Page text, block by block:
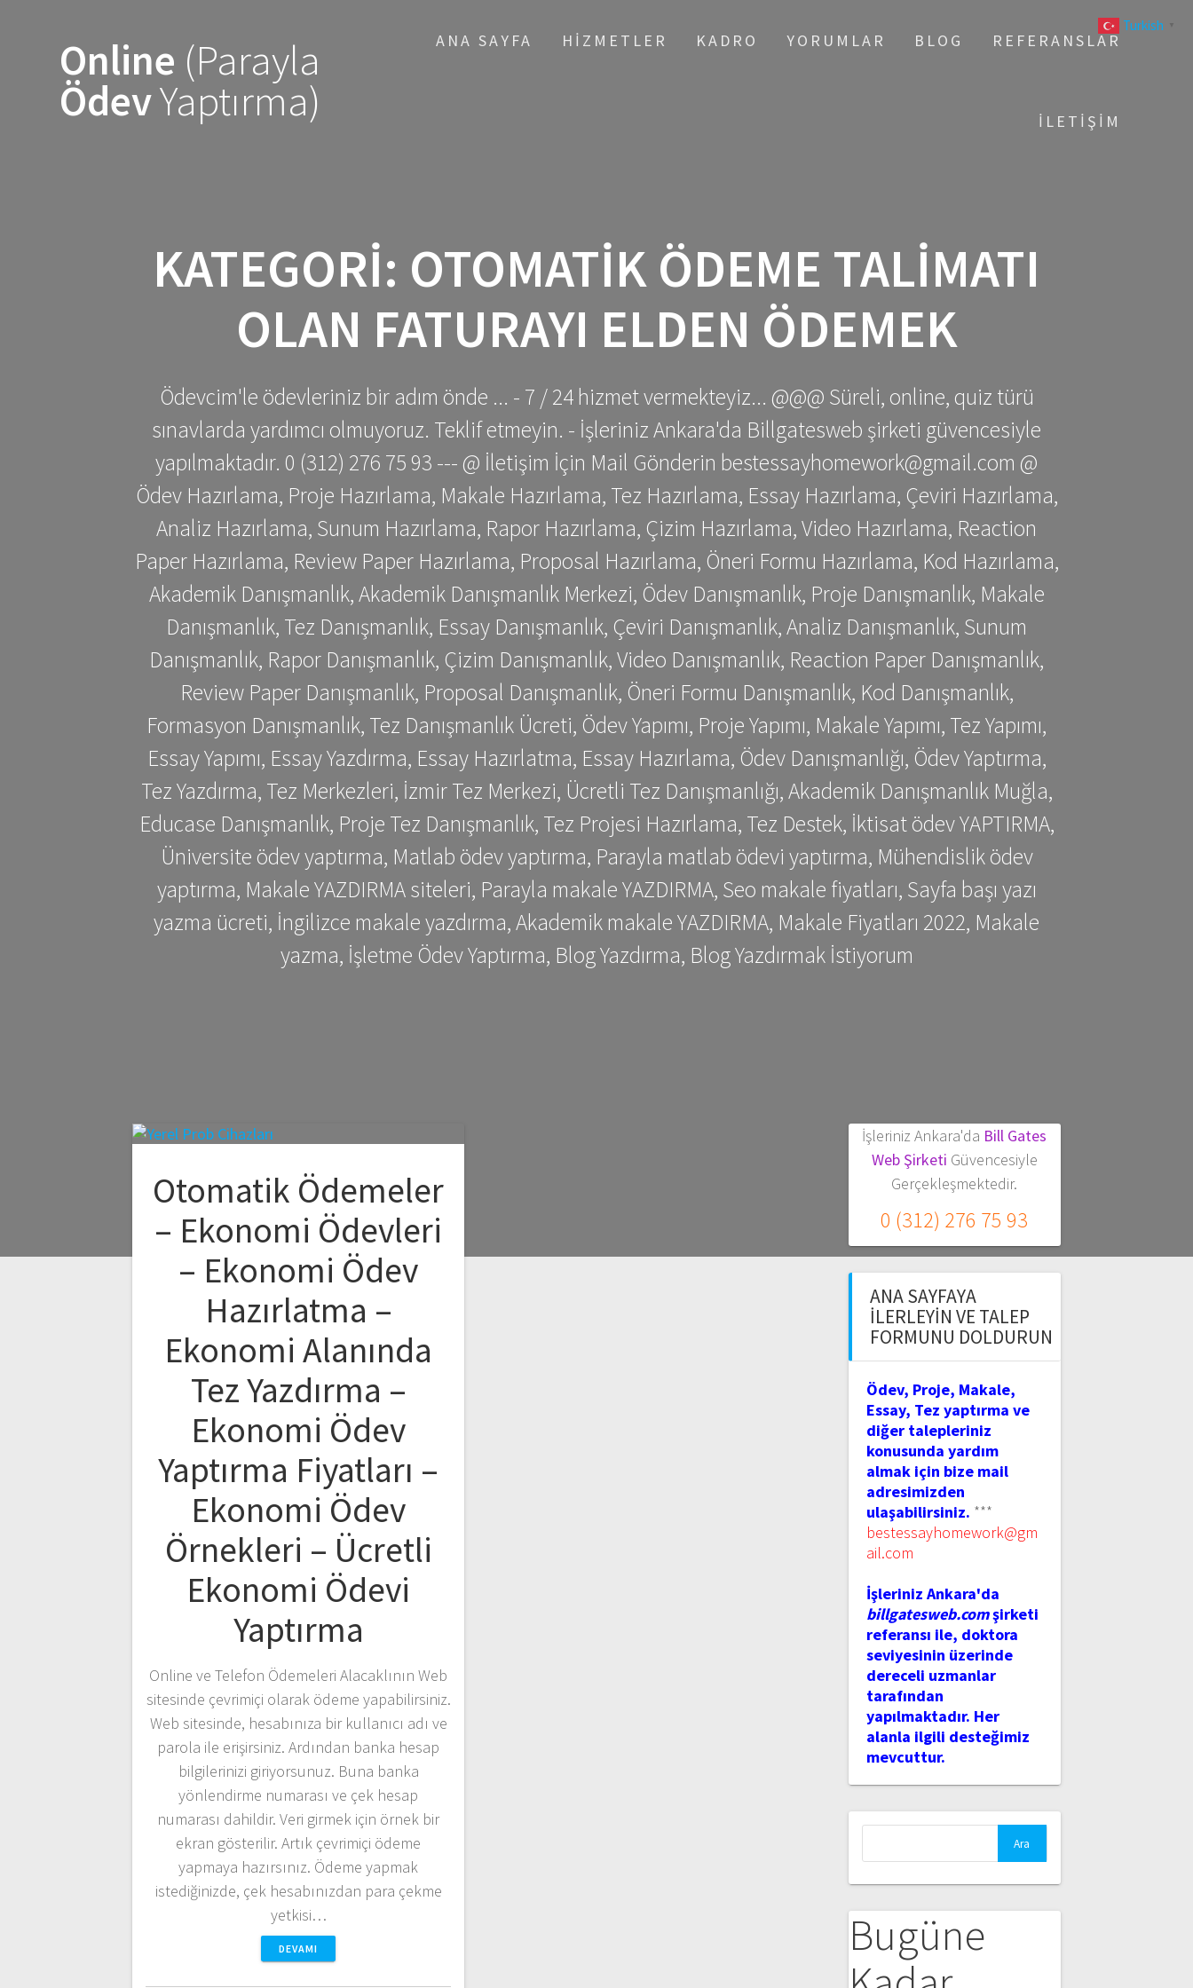
Online (Parayla
ÖdevYaptırma)
ANA SAYFA HIZMETLER KADRO YORUMLAR BLOG REFERANSLAR
İLETIŞIM
KATEGORI: OTOMATIK ÖDEME TALIMATI
OLAN FATURAYI ELDEN ÖDEMEK
Ödevcim'le ödevleriniz bir adım önde ... - 7 / 24 hizmet vermekteyiz... @@@ Süreli, online, quiz türü
sınavlarda yardımcı olmuyoruz. Teklif etmeyin. - İşleriniz Ankara'da Billgatesweb şirketi güvencesiyle
yapılmaktadır. 0 (312) 276 75 93 --- @ İletişim İçin Mail Gönderin bestessayhomework@gmail.com @
Ödev Hazırlama, Proje Hazırlama, Makale Hazırlama, Tez Hazırlama, Essay Hazırlama, Çeviri Hazırlama,
Analiz Hazırlama, Sunum Hazırlama, Rapor Hazırlama, Çizim Hazırlama, Video Hazırlama, Reaction
Paper Hazırlama, Review Paper Hazırlama, Proposal Hazırlama, Öneri Formu Hazırlama, Kod Hazırlama,
Akademik Danışmanlık, Akademik Danışmanlık Merkezi, Ödev Danışmanlık, Proje Danışmanlık, Makale
Danışmanlık, Tez Danışmanlık, Essay Danışmanlık, Çeviri Danışmanlık, Analiz Danışmanlık, Sunum
Danışmanlık, Rapor Danışmanlık, Çizim Danışmanlık, Video Danışmanlık, Reaction Paper Danışmanlık,
Review Paper Danışmanlık, Proposal Danışmanlık, Öneri Formu Danışmanlık, Kod Danışmanlık,
Formasyon Danışmanlık, Tez Danışmanlık Ücreti, Ödev Yapımı, Proje Yapımı, Makale Yapımı, Tez Yapımı,
Essay Yapımı, Essay Yazdırma, Essay Hazırlatma, Essay Hazırlama, Ödev Danışmanlığı, Ödev Yaptırma,
Tez Yazdırma, Tez Merkezleri, İzmir Tez Merkezi, Ücretli Tez Danışmanlığı, Akademik Danışmanlık Muğla,
Educase Danışmanlık, Proje Tez Danışmanlık, Tez Projesi Hazırlama, Tez Destek, İktisat ödev YAPTIRMA,
Üniversite ödev yaptırma, Matlab ödev yaptırma, Parayla matlab ödevi yaptırma, Mühendislik ödev
yaptırma, Makale YAZDIRMA siteleri, Parayla makale YAZDIRMA, Seo makale fiyatları, Sayfa başı yazı
yazma ücreti, İngilizce makale yazdırma, Akademik makale YAZDIRMA, Makale Fiyatları 2022, Makale
yazma, İşletme Ödev Yaptırma, Blog Yazdırma, Blog Yazdırmak İstiyorum
Otomatik Ödemeler
– Ekonomi Ödevleri
– Ekonomi Ödev
Hazırlatma –
Ekonomi Alanında
Tez Yazdırma –
Ekonomi Ödev
Yaptırma Fiyatları –
Ekonomi Ödev
Örnekleri – Ücretli
Ekonomi Ödevi
Yaptırma
Online ve Telefon Ödemeleri Alacaklının Web
sitesinde çevrimiçi olarak ödeme yapabilirsiniz.
Web sitesinde, hesabınıza bir kullanıcı adı ve
parola ile erişirsiniz. Ardından banka hesap
bilgilerinizi giriyorsunuz. Buna banka
yönlendirme numarası ve çek hesap
numarası dahildir. Veri girmek için örnek bir
ekran gösterilir. Artık çevrimiçi ödeme
yapmaya hazırsınız. Ödeme yapmak
istediğinizde, çek hesabınızdan para çekme
yetkisi…
DEVAMI
İşleriniz Ankara'da Bill Gates
Web Şirketi Güvencesiyle
Gerçekleşmektedir.
0 (312) 276 75 93
ANA SAYFAYA
İLERLEYIN VE TALEP
FORMUNU DOLDURUN
Ödev, Proje, Makale,
Essay, Tez yaptırma ve
diğer talepleriniz
konusunda yardım
almak için bize mail
adresimizden
ulaşabilirsiniz. ***
bestessayhomework@gm
ail.com
İşleriniz Ankara'da
billgatesweb.comşirketi
referansı ile, doktora
seviyesinin üzerinde
dereceli uzmanlar
tarafından
yapılmaktadır. Her
alanla ilgili desteğimiz
mevcuttur.
Bugüne
Turkish ▼